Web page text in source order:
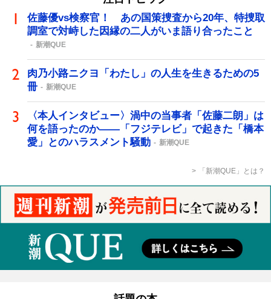
佐藤優vs検察官！ あの国策捜査から20年、特捜取
調室で対峙した因縁の二人がいま語り合ったこと
新潮QUE
肉乃小路ニクヨ「わたし」の人生を生きるための5
冊
新潮QUE
〈本人インタビュー〉渦中の当事者「佐藤二朗」は
何を語ったのか――「フジテレビ」で起きた「橋本
愛」とのハラスメント騒動
新潮QUE
「新潮QUE」とは？